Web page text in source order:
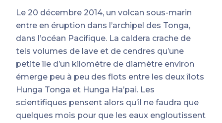
Le 20 décembre 2014, un volcan sous-marin
entre en éruption dans l’archipel des Tonga,
dans l’océan Pacifique. La caldera crache de
tels volumes de lave et de cendres qu’une
petite île d’un kilomètre de diamètre environ
émerge peu à peu des flots entre les deux îlots
Hunga Tonga et Hunga Ha’pai. Les
scientifiques pensent alors qu’il ne faudra que
quelques mois pour que les eaux engloutissent